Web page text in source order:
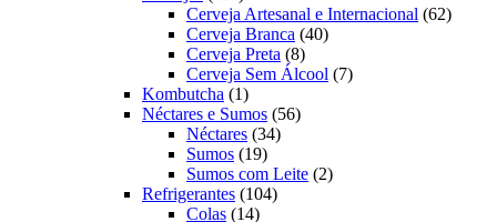
produtos
Cerveja Artesanal e Internacional 6262
Cerveja Branca 4040
Cerveja Preta 88
produtos
Cerveja Sem Álcool 77
Kombutcha 11
produto
Néctares e Sumos 5656
Néctares 3434
Sumos 1919
produtos
Sumos com Leite 22
Refrigerantes 104104
Colas 1414